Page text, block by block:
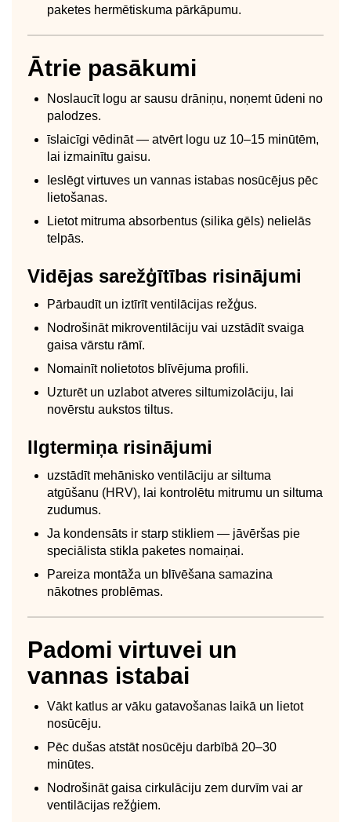
paketes hermētiskuma pārkāpumu.
Ātrie pasākumi
Noslaucīt logu ar sausu drāniņu, noņemt ūdeni no
palodzes.
īslaicīgi vēdināt — atvērt logu uz 10–15 minūtēm,
lai izmainītu gaisu.
Ieslēgt virtuves un vannas istabas nosūcējus pēc
lietošanas.
Lietot mitruma absorbentus (silika gēls) nelielās
telpās.
Vidējas sarežģītības risinājumi
Pārbaudīt un iztīrīt ventilācijas režģus.
Nodrošināt mikroventilāciju vai uzstādīt svaiga
gaisa vārstu rāmī.
Nomainīt nolietotos blīvējuma profili.
Uzturēt un uzlabot atveres siltumizolāciju, lai
novērstu aukstos tiltus.
Ilgtermiņa risinājumi
uzstādīt mehānisko ventilāciju ar siltuma
atgūšanu (HRV), lai kontrolētu mitrumu un siltuma
zudumus.
Ja kondensāts ir starp stikliem — jāvēršas pie
speciālista stikla paketes nomaiņai.
Pareiza montāža un blīvēšana samazina
nākotnes problēmas.
Padomi virtuvei un
vannas istabai
Vākt katlus ar vāku gatavošanas laikā un lietot
nosūcēju.
Pēc dušas atstāt nosūcēju darbībā 20–30
minūtes.
Nodrošināt gaisa cirkulāciju zem durvīm vai ar
ventilācijas režģiem.